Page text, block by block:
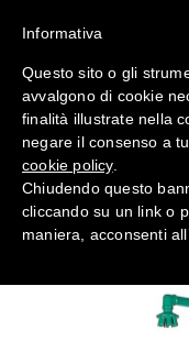
1100/
Home
Informativa
Questo sito o gli
avvalgono di cookie
finalità illustrate nella
negare il consenso a
cookie policy.
Chiudendo questo
cliccando su un link o
maniera, acconsenti